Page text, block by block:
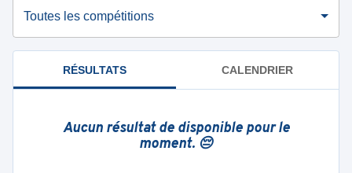
Toutes les compétitions
RÉSULTATS CALENDRIER
Aucun résultat de disponible pour le
moment. 😔